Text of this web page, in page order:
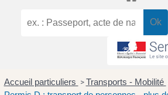
Accueil particuliers > Transports - Mobilité